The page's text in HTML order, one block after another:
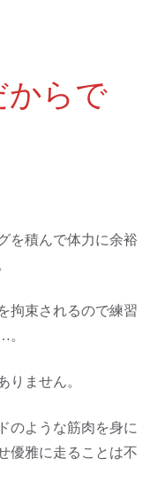
からで
を積んで体力に余裕
拘束されるので練習
。
りません。
のような筋肉を身に
優雅に走ることは不